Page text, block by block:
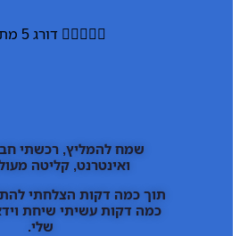
 דורג 5 מתוך 5
שמח להמליץ, רכשתי
ואינטרנט, קליטה מעולה!
תוך כמה דקות הצלחתי
כמה דקות עשיתי שיחת וידאו
שלי.